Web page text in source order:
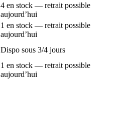
4 en stock — retrait possible
aujourd’hui
1 en stock — retrait possible
aujourd’hui
Dispo sous 3/4 jours
1 en stock — retrait possible
aujourd’hui